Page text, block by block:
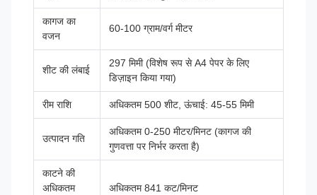
कागज का
वजन
60-100 ग्राम/वर्ग मीटर
शीट की लंबाई
297 मिमी (विशेष रूप से A4 पेपर के लिए
डिज़ाइन किया गया)
रीम राशि अधिकतम 500 शीट, ऊंचाई: 45-55 मिमी
उत्पादन गति
अधिकतम 0-250 मीटर/मिनट (कागज की
गुणवत्ता पर निर्भर करता है)
काटने की
अधिकतम
अधिकतम 841 कट/मिनट